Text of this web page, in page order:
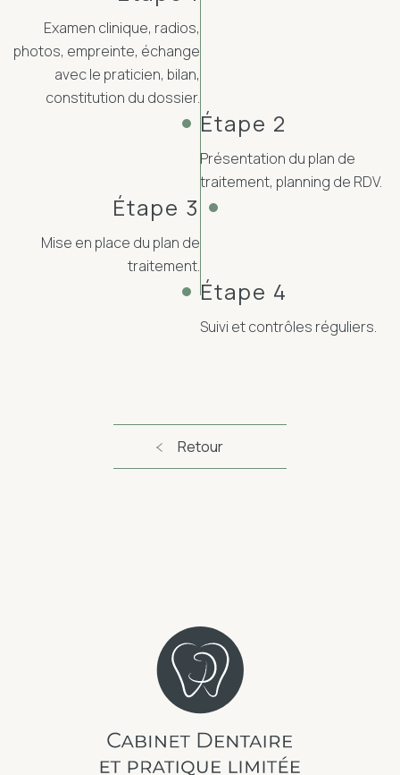
Examen clinique, radios,
photos, empreinte, échange
avec le praticien, bilan,
constitution du dossier.
Étape 2
Présentation du plan de
traitement, planning de RDV.
Étape 3
Mise en place du plan de
traitement.
Étape 4
Suivi et contrôles réguliers.
Retour